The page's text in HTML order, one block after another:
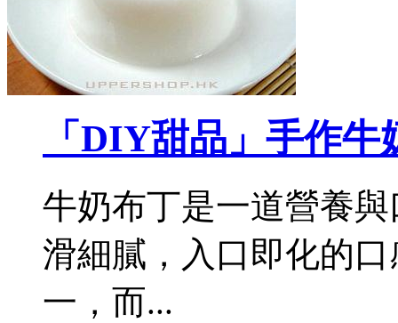
「DIY甜品」手作牛
牛奶布丁是一道營養
滑細膩，入口即化的
一，而...